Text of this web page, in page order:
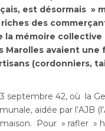
est désormais »
des
la mémoire
Marolles avaient
(cordonniers,
septembre 42, où la
aidée par l’AJB
Pour » rafler »